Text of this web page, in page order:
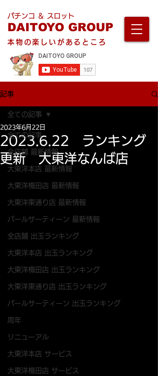
パチンコ ＆ スロット
DAITOYO GROUP
本物の楽しいがあるところ
記事
全ての記事
全店舗 最新情報
大東洋本店 最新情報
大東洋梅田店 最新情報
大東洋東通り店 最新情報
パールサーティーン 最新情報
全店舗 出玉ランキング
大東洋本店 出玉ランキング
大東洋梅田店 出玉ランキング
大東洋東通り店 出玉ランキング
パールサーティーン 出玉ランキング
周年
リニューアル
大東洋本店 サービス
大東洋梅田店 サービス
全ての記事
2023.6.22 ランキング
更新 大東洋なんば店
2023年6月22日